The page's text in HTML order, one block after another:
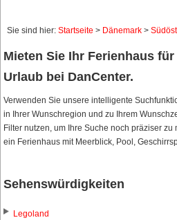
Sie sind hier: Startseite > Dänemark >
Mieten Sie Ihr Ferienhaus
Urlaub bei DanCenter.
Verwenden Sie unsere intelligente
in Ihrer Wunschregion und zu Ihrem
Filter nutzen, um Ihre Suche noch präziser
ein Ferienhaus mit Meerblick, Pool,
Sehenswürdigkeiten
Legoland